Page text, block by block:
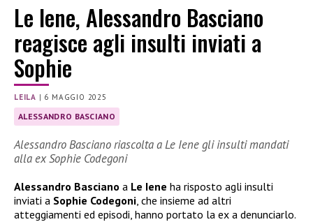
Le Iene, Alessandro Basciano
reagisce agli insulti inviati a
Sophie
LEILA | 6 MAGGIO 2025
ALESSANDRO BASCIANO
Alessandro Basciano riascolta a Le Iene gli insulti mandati
alla ex Sophie Codegoni
Alessandro Basciano a Le Iene ha risposto agli insulti
inviati a Sophie Codegoni , che insieme ad altri
atteggiamenti ed episodi, hanno portato la ex a denunciarlo.